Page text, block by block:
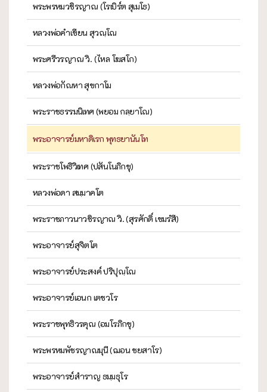
พระพรหมวชิรญาณ (โรเบิร์ต สุเมโธ)
หลวงพ่อคำเขียน สุวณฺโณ
พระศรีวรญาณ วิ. (ไหล โฆสโก)
หลวงพ่อกัณหา สุขกาโม
พระราชธรรมนิเทศ (พยอม กลฺยาโณ)
พระอาจารย์มหาดิเรก พุทธยานันโท
พระราชโพธิวิเทศ (ปสันโนภิกขุ)
หลวงพ่อดา สมฺมาคโต
พระราชภาวนาวชิรญาณ วิ. (สุรศักดิ์ เขมรํสี)
พระอาจารย์สุจิตโต
พระอาจารย์ประสงค์ ปริปุณฺโณ
พระอาจารย์เอนก เตชวโร
พระราชพุทธิวรคุณ (อมโรภิกขุ)
พระพรหมพัชรญาณมุนี (ฌอน ชยสาโร)
พระอาจารย์สำราญ ธมฺมธุโร